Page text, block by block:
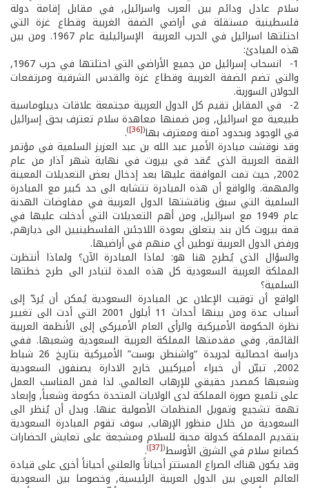
سلام عادل ودائم بين العرب واسرائيل, في مقابل إقامة دولة
فلسطينية مستقلة في أراضي الضفة الغربية وقطاع غزة التي
احتلتها اسرائيل في الحرب العربية ­ الإسرائيلية عام 1967. ومن بين
هذه المبادئ:
1- ­ انسحاب إسرائيل من جميع الأراضي التي احتلتها في حرب 1967,
والتي تضم الضفة الغربية وقطاع غزة والقدس الشرقية ومرتفعات
الجولان السورية.
2- ­ في المقابل تقيم كل الدول العربية مجتمعة علاقات ديبلوماسية
طبيعية مع اسرائيل, ومن ضمنها معاهدة سلام تعترف بحق إسرائيل
في الوجود وبحدود آمنة ومعترف بها(
[36]
)
.
وقد نوقشت مبادرة الأمير عبد الله بن عبد العزيز السلمية في مؤتمر
القمة العربية الذي عُقد في بيروت في نهاية شهر آذار من عام
2002, حيث تمت الموافقة عليها بعد إدخال بعض التعديلات المعينة
والمهمة. والواقع أن هذه المبادرة تتشابه الى حد كبير مع المبادرة
السلمية التي سبق وناقشتها الدول العربية في مفاوضات الهدنة
عام 1949 مع اسرائيل, ومن أهم التعديلات التي أدخلت عليها في
قمة بيروت كان بند يتعلق بعودة اللاجئىن الفلسطينيين الى ديارهم,
ورفض الدول العربية توطين أي منهم في أراضيها.
والسؤال الذي يُطرح هنا هو: لماذا المبادرة الآن؟ ولماذا أنتظرت
المملكة العربية السعودية كل هذه المدة لتبادر الى طرح خطتها
السلمية؟
الواقع أن توقيت الإعلان عن المبادرة السعودية يُمكن أن يُردّ إلى
أسباب عدة ومن بينها أحداث 11 أيلول 2001 التي أدت الى تغيير
نظرة الحكومة الأميركية والرأي العام الأميركي إلى الأنظمة العربية
القائمة, وفي مقدمتها المملكة العربية السعودية وشعبها. ففي
دراسة احصائية لجريدة “واشنطن بوست” الأميركية بتاريخ 26 شباط
2002, تبيّن أن خبراء أميركيين خارج الادارة يصنفون السعودية
وشعبها كمصدر حقيقي للإرهاب العالمي. لذا فمن المناسب العمل
على تلميع صورة المملكة لدى الولايات المتحدة حكومة وشعباً, وإبعاد
تهمة تشجيع وتمويل المنظمات الأصولية عنها. وبدل أن يُنظر الى
السعودية من خلال منظور الإرهاب, سوف تقوم المبادرة السعودية
بتقديم المملكة كدولة محبة للسلام ومشجعة على تعايش الحضارات
كصانع سلام في الشرق الأوسط(
[37]
)
.
وقد يكون هناك الصراع المستتر أحياناً والعلني أحياناً أخرى على قيادة
العالم العربي بين الدول العربية الرئيسية, وخصوصا بين السعودية